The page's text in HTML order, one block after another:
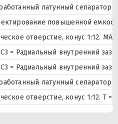
латунный сепаратор
повышенной
отверстие, конус 1:12.
C3 = Радиальный внутренний
C3 = Радиальный внутренний
латунный сепаратор
отверстие, конус 1:12. T